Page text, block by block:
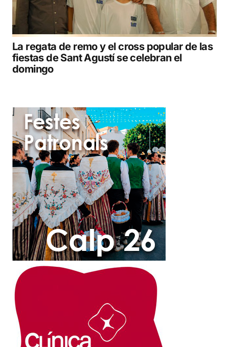
La regata de remo y el cross popular de las
fiestas de Sant Agustí se celebran el
domingo